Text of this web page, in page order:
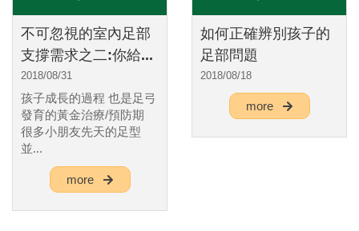
不可忽視的室內足部
支撐需求之二:你給...
2018/08/31
孩子成長的過程 也是足弓
發育的黃金治療/預防期
很多小朋友先天的足型
並...
more
如何正確辨別孩子的
足部問題
2018/08/18
more